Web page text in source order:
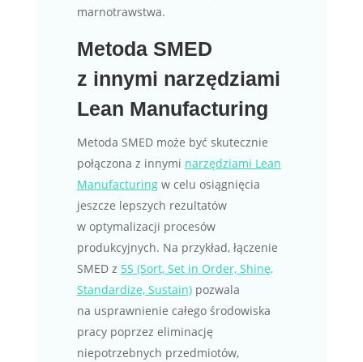
marnotrawstwa.
Metoda SMED
z innymi narzędziami
Lean Manufacturing
Metoda SMED może być skutecznie
połączona z innymi narzędziami Lean
Manufacturingw celu osiągnięcia
jeszcze lepszych rezultatów
w optymalizacji procesów
produkcyjnych. Na przykład, łączenie
SMED z 5S (Sort, Set in Order, Shine,
Standardize, Sustain)pozwala
na usprawnienie całego środowiska
pracy poprzez eliminację
niepotrzebnych przedmiotów,